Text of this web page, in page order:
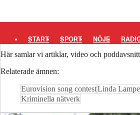
START SPORT NÖJE
Finland
Här samlar vi artiklar, video och
Relaterade ämnen:
Eurovision song contestLinda
Kriminella nätverk